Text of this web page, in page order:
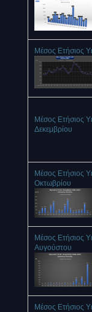
Μέσος Ετήσιος
Μέσος Ετήσιος
Δεκεμβρίου
Μέσος Ετήσιος
Οκτωβρίου
Μέσος Ετήσιος
Αυγούστου
Μέσος Ετήσιος